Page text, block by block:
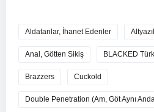
Aldatanlar, İhanet Edenler
Anal, Götten Sikiş BLACKED
Brazzers Cuckold
Double Penetration (Am, Göt Aynı